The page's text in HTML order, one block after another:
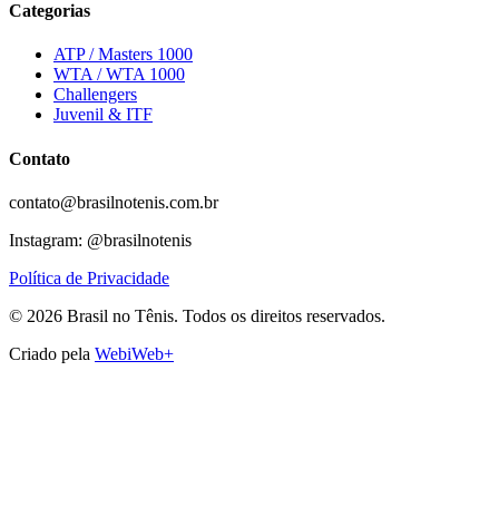
Categorias
ATP / Masters 1000
WTA / WTA 1000
Challengers
Juvenil & ITF
Contato
contato@brasilnotenis.com.br
Instagram: @brasilnotenis
Política de Privacidade
© 2026 Brasil no Tênis. Todos os direitos reservados.
Criado pela WebiWeb+